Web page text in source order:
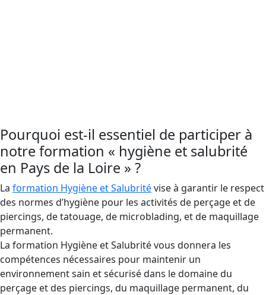
Pourquoi est-il essentiel de participer à
notre formation « hygiène et salubrité
en Pays de la Loire » ?
La formation Hygiène et Salubritévise à garantir le respect
des normes d’hygiène pour les activités de perçage et de
piercings, de tatouage, de microblading, et de maquillage
permanent.
La formation Hygiène et Salubrité vous donnera les
compétences nécessaires pour maintenir un
environnement sain et sécurisé dans le domaine du
perçage et des piercings, du maquillage permanent, du